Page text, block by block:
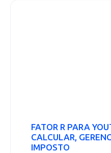
FATOR R PARA
CALCULAR,
IMPOSTO